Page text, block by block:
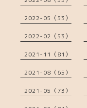
2022-05（53）
2022-02（53）
2021-11（81）
2021-08（65）
2021-05（73）